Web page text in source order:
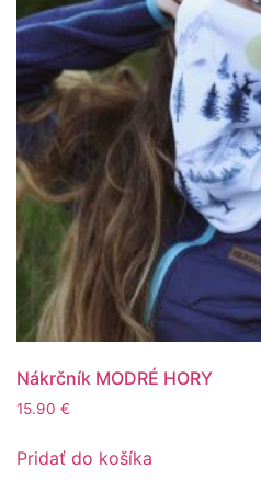
Nákrčník MODRÉ HORY
15.90 €
Pridať do košíka